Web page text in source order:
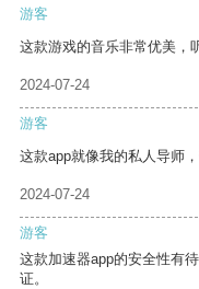
游客
这款游戏的音乐非常优美，
2024-07-24
游客
这款app就像我的私人导师
2024-07-24
游客
这款加速器app的安全性有
证。